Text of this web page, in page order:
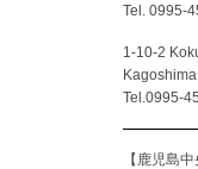
Tel. 0995-
1-10-2
Tel.0995-
【鹿児島